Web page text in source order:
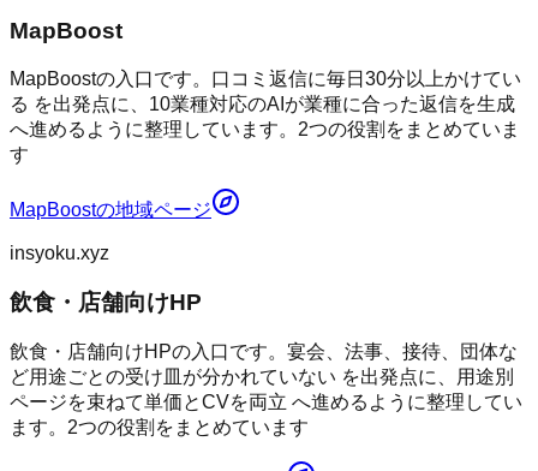
MapBoost
MapBoostの入口です。口コミ返信に毎日30分以上かけてい
る を出発点に、10業種対応のAIが業種に合った返信を生成
へ進めるように整理しています。2つの役割をまとめていま
す
MapBoostの地域ページ
insyoku.xyz
飲食・店舗向けHP
飲食・店舗向けHPの入口です。宴会、法事、接待、団体な
ど用途ごとの受け皿が分かれていない を出発点に、用途別
ページを束ねて単価とCVを両立 へ進めるように整理してい
ます。2つの役割をまとめています